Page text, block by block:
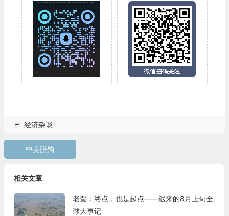
经济杂谈
中美脱钩
相关文章
老蛮：终点，也是起点——迟来的8月上旬全
球大事记